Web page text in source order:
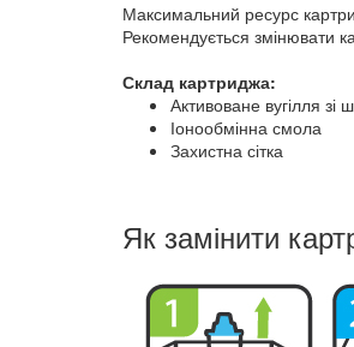
Максимальний ресурс
Рекомендується змінювати
Склад картриджа:
Активоване вугілля зі
Іонообмінна смола
Захистна сітка
Як замінити